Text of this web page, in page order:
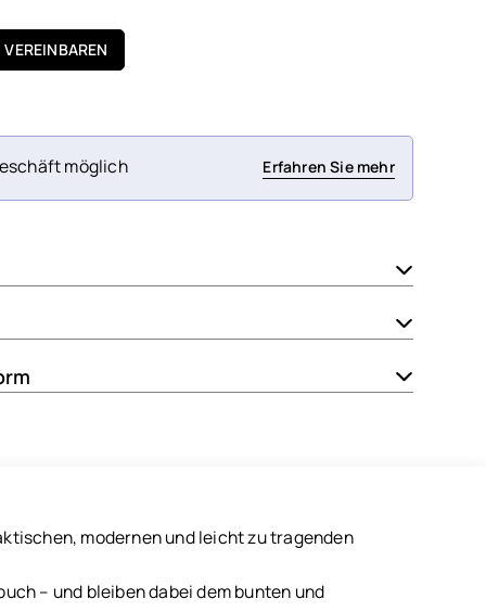
möglich Erfahren Sie mehr
modernen und leicht zu tragenden
– und bleiben dabei dem bunten und